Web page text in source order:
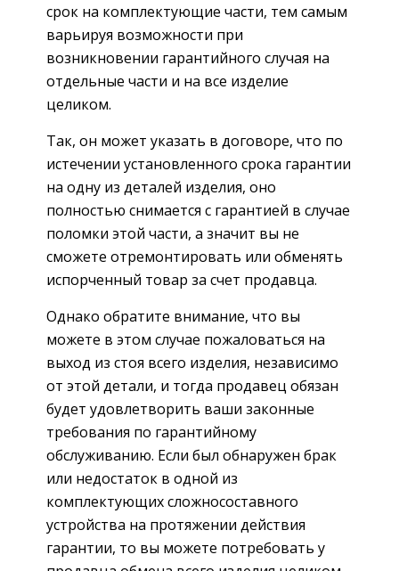
срок на комплектующие части, тем самым
варьируя возможности при
возникновении гарантийного случая на
отдельные части и на все изделие
целиком.
Так, он может указать в договоре, что по
истечении установленного срока гарантии
на одну из деталей изделия, оно
полностью снимается с гарантией в случае
поломки этой части, а значит вы не
сможете отремонтировать или обменять
испорченный товар за счет продавца.
Однако обратите внимание, что вы
можете в этом случае пожаловаться на
выход из стоя всего изделия, независимо
от этой детали, и тогда продавец обязан
будет удовлетворить ваши законные
требования по гарантийному
обслуживанию. Если был обнаружен брак
или недостаток в одной из
комплектующих сложносоставного
устройства на протяжении действия
гарантии, то вы можете потребовать у